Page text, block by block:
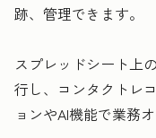
跡、管理できます。
スプレッドシート上
行し、コンタクトレ
ョンやAI機能で業務